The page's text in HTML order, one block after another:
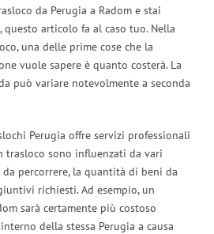
da Perugia a Radom e stai
articolo fa al caso tuo. Nella
una delle prime cose che la
vuole sapere è quanto costerà. La
può variare notevolmente a seconda
Perugia offre servizi professionali
trasloco sono influenzati da vari
percorrere, la quantità di beni da
richiesti. Ad esempio, un
sarà certamente più costoso
della stessa Perugia a causa